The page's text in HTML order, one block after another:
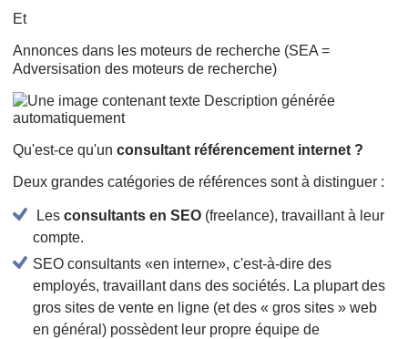
Et
Annonces dans les moteurs de recherche (SEA =
Adversisation des moteurs de recherche)
Qu'est-ce qu'unconsultant référencement internet ?
Deux grandes catégories de références sont à distinguer :
Lesconsultants en SEO (freelance), travaillant à leur
compte.
SEO consultants «en interne», c'est-à-dire des
employés, travaillant dans des sociétés. La plupart des
gros sites de vente en ligne (et des « gros sites » web
en général) possèdent leur propre équipe de